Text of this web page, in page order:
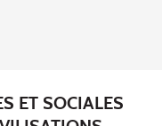
ET SOCIALES